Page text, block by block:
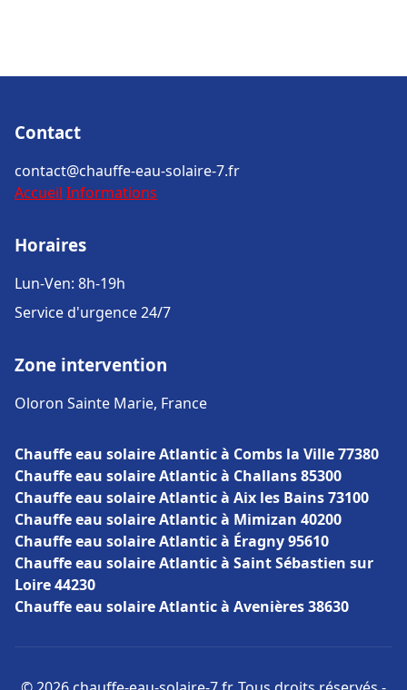
Contact
contact@chauffe-eau-solaire-7.fr
Accueil Informations
Horaires
Lun-Ven: 8h-19h
Service d'urgence 24/7
Zone intervention
Oloron Sainte Marie, France
Chauffe eau solaire Atlantic à Combs la Ville 77380
Chauffe eau solaire Atlantic à Challans 85300
Chauffe eau solaire Atlantic à Aix les Bains 73100
Chauffe eau solaire Atlantic à Mimizan 40200
Chauffe eau solaire Atlantic à Éragny 95610
Chauffe eau solaire Atlantic à Saint Sébastien sur
Loire 44230
Chauffe eau solaire Atlantic à Avenières 38630